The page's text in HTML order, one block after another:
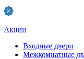
Акции
Входные двери
Межкомнатные